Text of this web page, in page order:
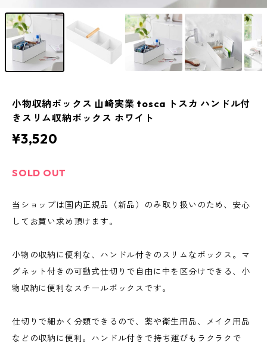
小物収納ボックス 山崎実業 tosca トスカ ハンドル付
きスリム収納ボックス ホワイト
¥3,520
SOLD OUT
当ショップは国内正規品（新品）のみ取り扱いのため、安心
してお買い求め頂けます。
小物の収納に便利な、ハンドル付きのスリムなボックス。マ
グネット付きの可動式仕切りで自由に中を区分けできる、小
物収納に便利なスチールボックスです。
仕切りで細かく分類できるので、薬や衛生用品、メイク用品
などの収納に便利。ハンドル付きで持ち運びもラクラクで